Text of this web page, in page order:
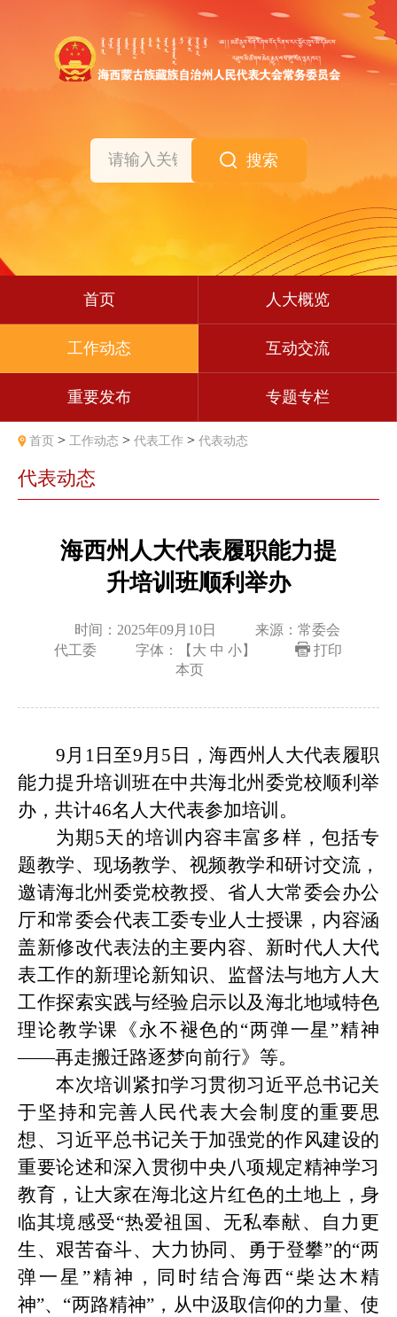
搜索
首页 人大概览
工作动态 互动交流
重要发布 专题专栏
首页 > 工作动态 > 代表工作 > 代表动态
代表动态
海西州人大代表履职能力提
升培训班顺利举办
时间：2025年09月10日
来源：常委会
代工委
字体：【 大 中 小】
打印
本页
9月 1 日至9月 5 日，海西州人大代表履职
能力提升培训班在中共海北州委党校顺利举
办，共计46名人大代表参加培训。
为期5天的培训内容丰富多样，包括专
题教学、现场教学、视频教学和研讨交流，
邀请海北州委党校教授、省人大常委会办公
厅和常委会代表工委专业人士授课，内容涵
盖新修改代表法的主要内容、新时代人大代
表工作的新理论新知识、监督法与地方人大
工作探索实践与经验启示以及海北地域特色
理论教学课《永不褪色的“两弹一星”精神
——再走搬迁路逐梦向前行》等。
本次培训紧扣学习贯彻习近平总书记关
于坚持和完善人民代表大会制度的重要思
想、习近平总书记关于加强党的作风建设的
重要论述和深入贯彻中央八项规定精神学习
教育，让大家在海北这片红色的土地上，身
临其境感受“热爱祖国、无私奉献、自力更
生、艰苦奋斗、大力协同、勇于登攀”的“两
弹一星”精神，同时结合海西“柴达木精
神”、“两路精神”，从中汲取信仰的力量、使